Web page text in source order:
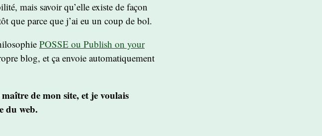
mais savoir qu’elle existe de façon
que parce que j’ai eu un coup de bol.
POSSE ou Publish on your
blog, et ça envoie automatiquement
de mon site, et je voulais
du web.